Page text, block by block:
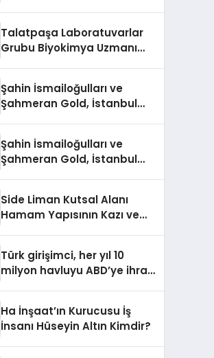
Talatpaşa Laboratuvarlar
Grubu Biyokimya Uzmanı
Şahin İsmailoğulları ve
Şahmeran Gold, İstanbul
Şahin İsmailoğulları ve
Şahmeran Gold, İstanbul
Side Liman Kutsal Alanı
Hamam Yapısının Kazı ve
Katkılarıyla Tamamlandı
Türk girişimci, her yıl 10
milyon havluyu ABD’ye ihraç
Ha İnşaat’ın Kurucusu İş
İnsanı Hüseyin Altın Kimdir?